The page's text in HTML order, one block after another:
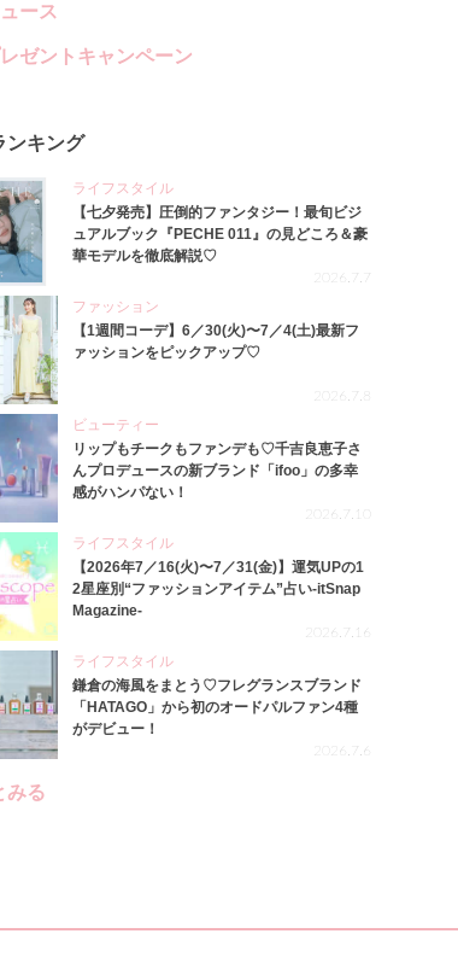
ース
ゼントキャンペーン
ンキング
ライフスタイル
【七夕発売】圧倒的ファンタジー！最旬ビジ
ュアルブック『PECHE 011』の見どころ＆豪
華モデルを徹底解説♡
2026.7.7
ファッション
【1週間コーデ】6／30(火)〜7／4(土)最新フ
ァッションをピックアップ♡
2026.7.8
ビューティー
リップもチークもファンデも♡千吉良恵子さ
んプロデュースの新ブランド「ifoo」の多幸
感がハンパない！
2026.7.10
ライフスタイル
【2026年7／16(火)〜7／31(金)】運気UPの1
2星座別“ファッションアイテム”占い-itSnap
Magazine-
2026.7.16
ライフスタイル
鎌倉の海風をまとう♡フレグランスブランド
「HATAGO」から初のオードパルファン4種
がデビュー！
2026.7.6
みる